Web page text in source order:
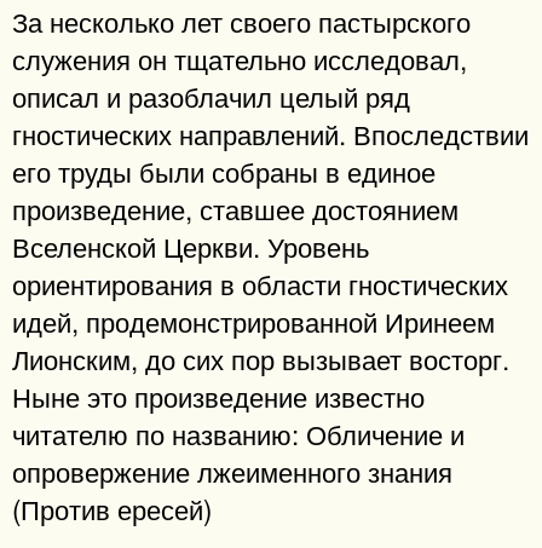
За несколько лет своего пастырского
служения он тщательно исследовал,
описал и разоблачил целый ряд
гностических направлений. Впоследствии
его труды были собраны в единое
произведение, ставшее достоянием
Вселенской Церкви. Уровень
ориентирования в области гностических
идей, продемонстрированной Иринеем
Лионским, до сих пор вызывает восторг.
Ныне это произведение известно
читателю по названию: Обличение и
опровержение лжеименного знания
(Против ересей)